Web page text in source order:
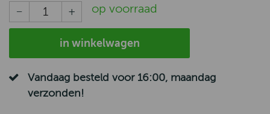
op voorraad
in winkelwagen
Vandaag besteld voor 16:00, maandag
verzonden!